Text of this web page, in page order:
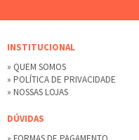
INSTITUCIONAL
» QUEM SOMOS
» POLÍTICA DE PRIVACIDADE
» NOSSAS LOJAS
DÚVIDAS